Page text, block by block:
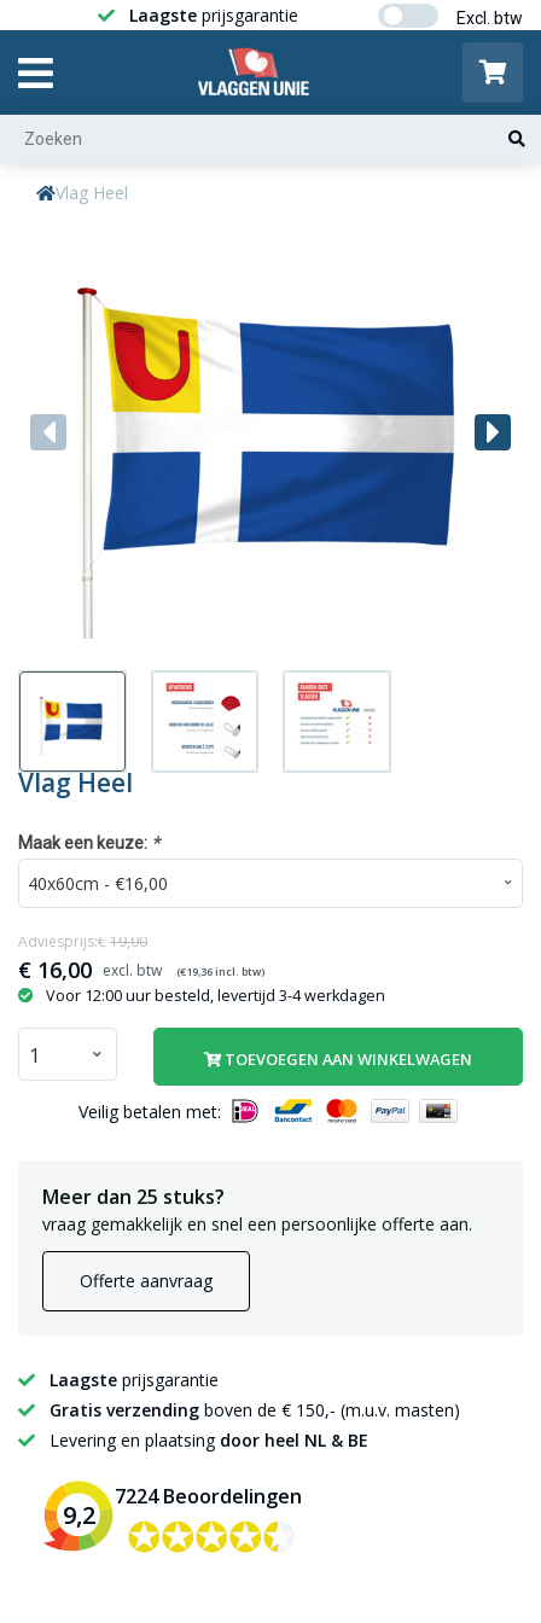
Laagste prijsgarantie Gratis
Vlag Heel
Vlag Heel
Maak een keuze: *
€ 16,00 (€19,36incl. btw)
Adviesprijs:€ 19,00
Voor 12:00 uur besteld, levertijd 3-4 werkdagen
TOEVOEGEN AAN WINKELWAGEN
Veilig betalen met:
Meer dan 25 stuks?
vraag gemakkelijk en snel een persoonlijke offerte aan.
Offerte aanvraag
Laagste prijsgarantie
Gratis verzending boven de € 150,- (m.u.v. masten)
Levering en plaatsing door heel NL & BE
9,2
7224 Beoordelingen
✪✪✪✪✪
✪✪✪✪✪